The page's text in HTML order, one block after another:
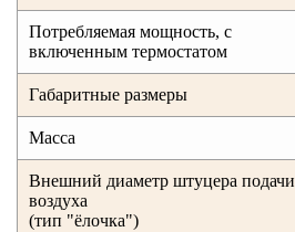
Потребляемая мощность, с
включенным термостатом
Габаритные размеры
Масса
Внешний диаметр штуцера подачи
воздуха
(тип "ёлочка")